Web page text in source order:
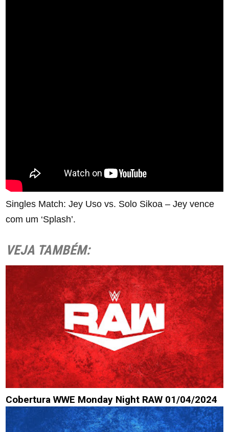
Singles Match: Jey Uso vs. Solo Sikoa – Jey vence
com um ‘Splash’.
VEJA TAMBÉM:
Cobertura WWE Monday Night RAW 01/04/2024